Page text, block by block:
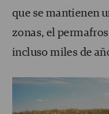
que se mantienen
zonas, el
incluso miles de